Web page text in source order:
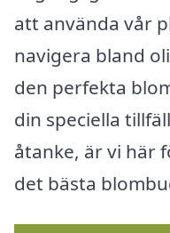
att använda vår
navigera bland
den perfekta
din speciella
åtanke, är vi här
det bästa